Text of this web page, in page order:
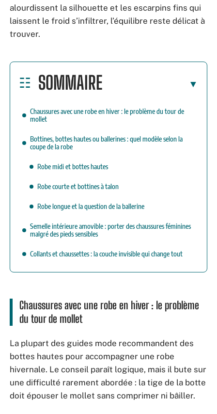
alourdissent la silhouette et les escarpins fins qui
laissent le froid s’infiltrer, l’équilibre reste délicat à
trouver.
SOMMAIRE
Chaussures avec une robe en hiver : le problème du tour de
mollet
Bottines, bottes hautes ou ballerines : quel modèle selon la
coupe de la robe
Robe midi et bottes hautes
Robe courte et bottines à talon
Robe longue et la question de la ballerine
Semelle intérieure amovible : porter des chaussures féminines
malgré des pieds sensibles
Collants et chaussettes : la couche invisible qui change tout
Chaussures avec une robe en hiver : le problème
du tour de mollet
La plupart des guides mode recommandent des
bottes hautes pour accompagner une robe
hivernale. Le conseil paraît logique, mais il bute sur
une difficulté rarement abordée : la tige de la botte
doit épouser le mollet sans comprimer ni bâiller.